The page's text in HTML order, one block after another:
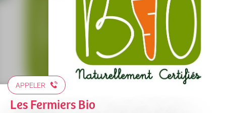
APPELER
Les Fermiers Bio